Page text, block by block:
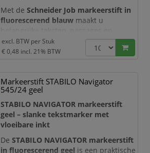
Met deSchneider Job markeerstift in
fluorescerend blauw maakt u
aandachtspunten direct herkenbaar.
De heldere blauwe markeerinkt is
documenten, studieboeken, rapporten
en notities. De transparante inkt
accentueert de tekst, terwijl de
onderliggende informatie goed
leesbaar
excl. BTW per Stuk
€ 0,48 incl. 21% BTW
Markeerstift STABILO Navigator
545/24 geel
STABILO NAVIGATOR markeerstift
geel – slanke tekstmarker met
vloeibare inkt
DeSTABILO NAVIGATOR markeerstift
in fluorescerend geel is een praktische